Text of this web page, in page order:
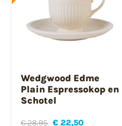
Wedgwood Edme
Plain Espressokop en
Schotel
€ 28,95 € 22,50